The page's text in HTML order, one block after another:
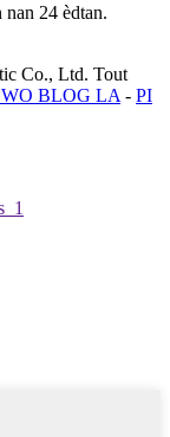
24 èdtan.
Co., Ltd. Tout
BLOG LA - PI